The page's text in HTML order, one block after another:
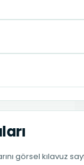
görsel kılavuz